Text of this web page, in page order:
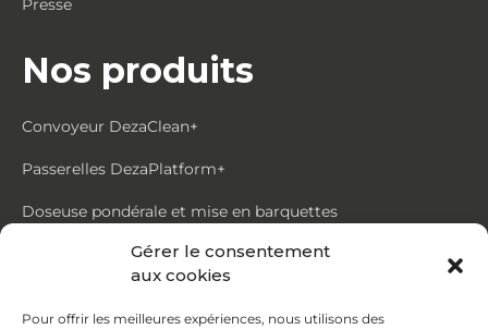
Gérer le consentement
aux cookies
Pour offrir les meilleures expériences, nous utilisons des
Presse
Nos produits
Convoyeur DezaClean+
Passerelles DezaPlatform+
Doseuse pondérale et mise en barquettes
Trémie mouvante DezaMouv+